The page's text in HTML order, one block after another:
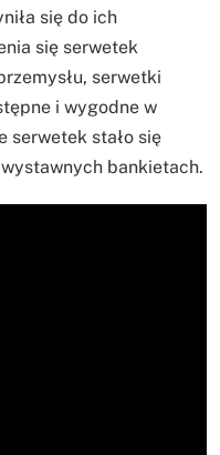
się do ich
się serwetek
serwetki
i wygodne w
serwetek stało się
bankietach.